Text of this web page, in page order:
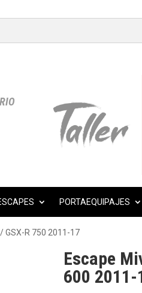
PORTAEQUIPAJES
GSX-R 750 2011-17
Escape
600 2011-